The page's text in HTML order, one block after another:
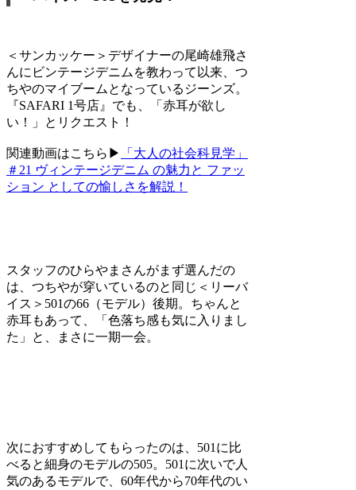
＜サンカッケー＞デザイナーの尾崎雄飛さ
んにビンテージデニムを教わって以来、つ
ちやのマイブームとなっているジーンズ。
『SAFARI 1号店』でも、「赤耳が欲し
い！」とリクエスト！
関連動画はこちら▶
「大人の社会科見学」
＃21 ヴィンテージデニム の魅力と ファッ
ション としての愉しさを解説！
スタッフのひらやまさんがまず選んだの
は、つちやが穿いているのと同じ＜リーバ
イス＞501の66（モデル）後期。ちゃんと
赤耳もあって、「色落ち感も気に入りまし
た」と、まさに一期一会。
次におすすめしてもらったのは、501に比
べると細身のモデルの505。501に次いで人
気のあるモデルで、60年代から70年代のい